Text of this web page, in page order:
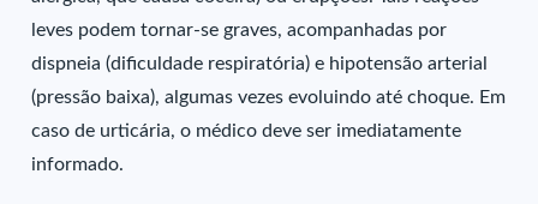
leves podem tornar-se graves, acompanhadas por
dispneia (dificuldade respiratória) e hipotensão arterial
(pressão baixa), algumas vezes evoluindo até choque. Em
caso de urticária, o médico deve ser imediatamente
informado.